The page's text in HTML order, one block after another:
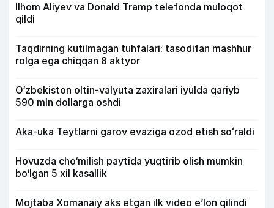
Ilhom Aliyev va Donald Tramp telefonda muloqot
qildi
Taqdirning kutilmagan tuhfalari: tasodifan mashhur
rolga ega chiqqan 8 aktyor
O‘zbekiston oltin-valyuta zaxiralari iyulda qariyb
590 mln dollarga oshdi
Aka-uka Teytlarni garov evaziga ozod etish soʻraldi
Hovuzda cho‘milish paytida yuqtirib olish mumkin
bo‘lgan 5 xil kasallik
Mojtaba Xomanaiy aks etgan ilk video e’lon qilindi